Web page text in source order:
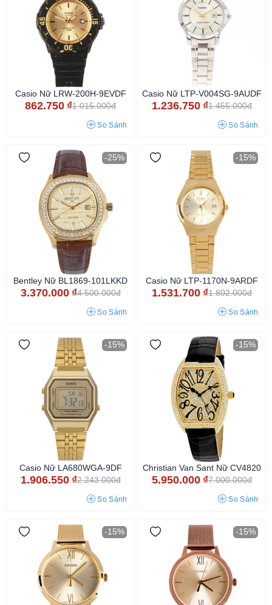
Casio Nữ LRW-200H-9EVDF
862.750 ₫1.015.000đ
So Sánh
Casio Nữ LTP-V004SG-9AUDF
1.236.750 ₫1.455.000đ
So Sánh
-25%
Bentley Nữ BL1869-101LKKD
3.370.000 ₫4.500.000đ
So Sánh
-15%
Casio Nữ LTP-1170N-9ARDF
1.531.700 ₫1.802.000đ
So Sánh
-15%
Casio Nữ LA680WGA-9DF
1.906.550 ₫2.243.000đ
So Sánh
-15%
Christian Van Sant Nữ CV4820
5.950.000 ₫7.000.000đ
So Sánh
-15% -15%